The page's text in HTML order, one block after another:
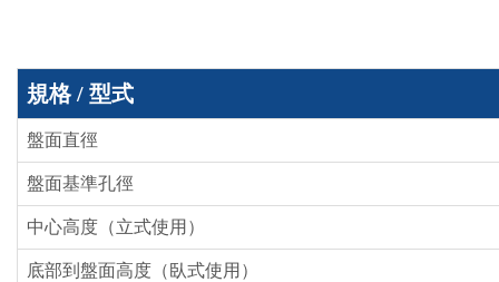
規格 / 型式
盤面直徑
盤面基準孔徑
中心高度（立式使用）
底部到盤面高度（臥式使用）